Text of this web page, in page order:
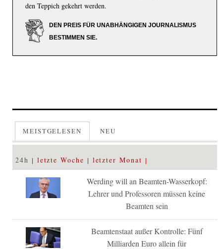
den Teppich gekehrt werden.
DEN PREIS FÜR UNABHÄNGIGEN JOURNALISMUS
BESTIMMEN SIE.
MEISTGELESEN NEU
24h letzte Woche letzter Monat
Werding will an Beamten-Wasserkopf:
Lehrer und Professoren müssen keine
Beamten sein
Beamtenstaat außer Kontrolle: Fünf
Milliarden Euro allein für